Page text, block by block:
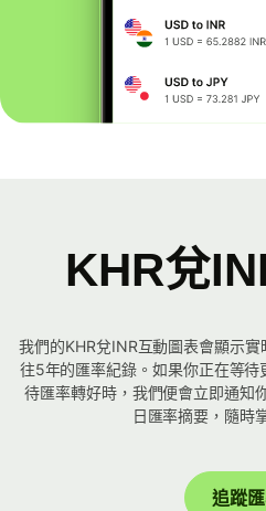
KHR兌
我們的KHR兌INR互動圖表會顯示
往5年的匯率紀錄。如果你正在等待
待匯率轉好時，我們便會立即通知
日匯率摘要，隨時
追蹤